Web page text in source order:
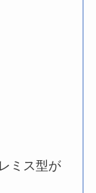
ミス型が